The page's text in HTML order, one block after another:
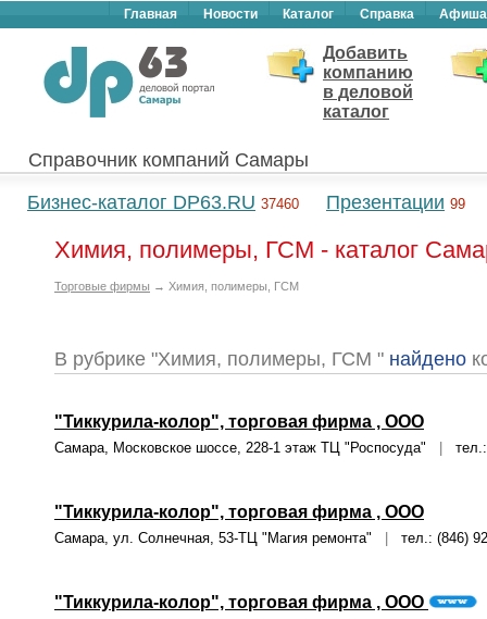
Главная Новости Каталог Справка Афиша
Добавить
компанию
в деловой
каталог
Справочник компаний Самары
Бизнес-каталог DP63.RU 37460 Презентации 99
Химия, полимеры, ГСМ - каталог
Торговые фирмы → Химия, полимеры, ГСМ
В рубрике "Химия, полимеры, ГСМ " найдено
"Тиккурила-колор", торговая фирма , ООО
Самара, Московское шоссе, 228-1 этаж ТЦ "Роспосуда" тел.:
"Тиккурила-колор", торговая фирма , ООО
Самара, ул. Солнечная, 53-ТЦ "Магия ремонта" тел.: (846)
"Тиккурила-колор", торговая фирма , ООО